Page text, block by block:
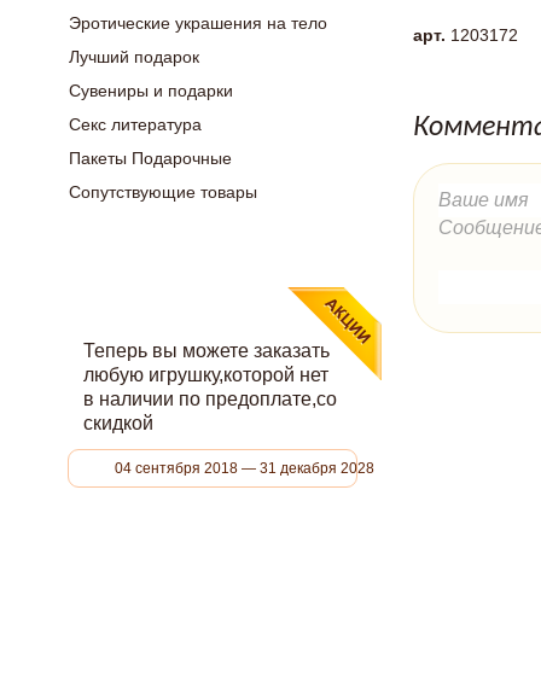
Эротические украшения на тело
Лучший подарок
Сувениры и подарки
Секс литература
Пакеты Подарочные
Сопутствующие товары
Теперь вы можете заказать
любую игрушку,которой нет
в наличии по предоплате,со
скидкой
04 сентября 2018 — 31 декабря 2028
арт. 1203172